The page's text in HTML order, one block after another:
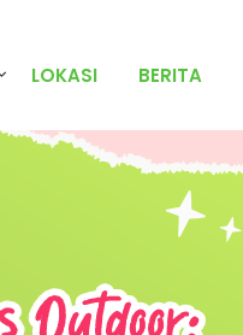
LOKASI BERITA